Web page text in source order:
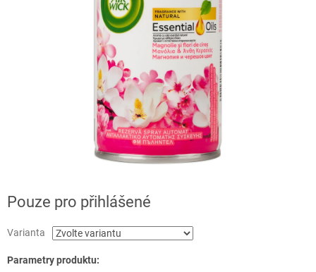
Pouze pro přihlášené
Varianta
Parametry produktu: